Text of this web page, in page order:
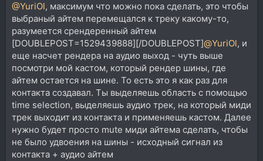
@YuriOl, максимум что можно пока сделать, это чтобы
выбраный айтем перемещался к треку какому-то,
разумеется срендеренный айтем
[DOUBLEPOST=1529439888][/DOUBLEPOST]@YuriOl, и
еще насчет рендера на аудио выход - чуть выше
посмотри мой кастом, который рендер шины, где
айтем остается на шине. То есть это я как раз для
контакта создавал. Ты выделяешь область с помощью
time selection, выделяешь аудио трек, на который миди
трек выходит из контакта и применяешь кастом. Далее
нужно будет просто mute миди айтема сделать, чтобы
не было удвоения на шины - исходный сигнал из
контакта + аудио айтем